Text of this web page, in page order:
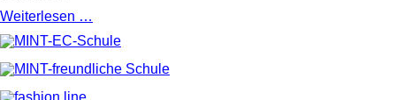
eingeladen.
Die
Brettspiel-
AG
freut
Stufe
8
Weiterlesen …
LA)